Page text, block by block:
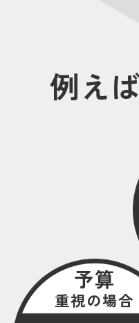
例え
予算
重視の場合